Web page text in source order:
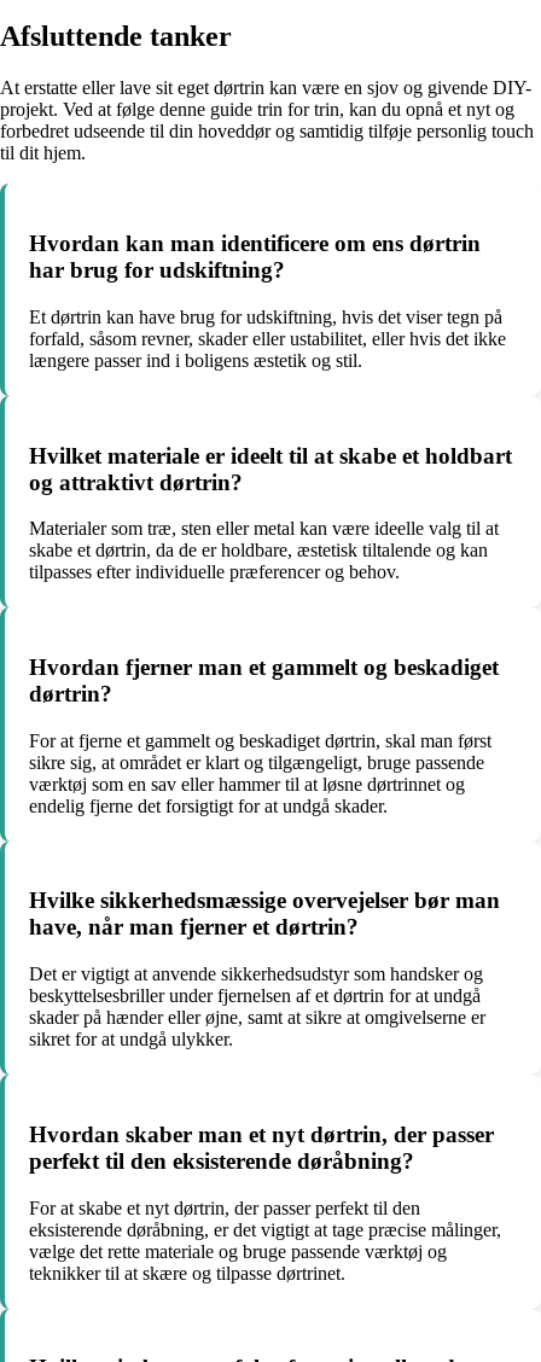
Afsluttende tanker
At erstatte eller lave sit eget dørtrin kan være en sjov og givende DIY-
projekt. Ved at følge denne guide trin for trin, kan du opnå et nyt og
forbedret udseende til din hoveddør og samtidig tilføje personlig touch
til dit hjem.
Hvordan kan man identificere om ens dørtrin
har brug for udskiftning?
Et dørtrin kan have brug for udskiftning, hvis det viser tegn på
forfald, såsom revner, skader eller ustabilitet, eller hvis det ikke
længere passer ind i boligens æstetik og stil.
Hvilket materiale er ideelt til at skabe et holdbart
og attraktivt dørtrin?
Materialer som træ, sten eller metal kan være ideelle valg til at
skabe et dørtrin, da de er holdbare, æstetisk tiltalende og kan
tilpasses efter individuelle præferencer og behov.
Hvordan fjerner man et gammelt og beskadiget
dørtrin?
For at fjerne et gammelt og beskadiget dørtrin, skal man først
sikre sig, at området er klart og tilgængeligt, bruge passende
værktøj som en sav eller hammer til at løsne dørtrinnet og
endelig fjerne det forsigtigt for at undgå skader.
Hvilke sikkerhedsmæssige overvejelser bør man
have, når man fjerner et dørtrin?
Det er vigtigt at anvende sikkerhedsudstyr som handsker og
beskyttelsesbriller under fjernelsen af et dørtrin for at undgå
skader på hænder eller øjne, samt at sikre at omgivelserne er
sikret for at undgå ulykker.
Hvordan skaber man et nyt dørtrin, der passer
perfekt til den eksisterende døråbning?
For at skabe et nyt dørtrin, der passer perfekt til den
eksisterende døråbning, er det vigtigt at tage præcise målinger,
vælge det rette materiale og bruge passende værktøj og
teknikker til at skære og tilpasse dørtrinet.